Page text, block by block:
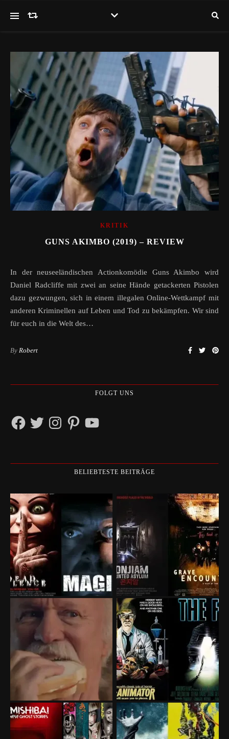
KRITIK
GUNS AKIMBO (2019) – REVIEW
In der neuseeländischen Actionkomödie Guns Akimbo wird
Daniel Radcliffe mit zwei an seine Hände getackerten Pistolen
dazu gezwungen, sich in einem illegalen Online-Wettkampf mit
anderen Kriminellen auf Leben und Tod zu bekämpfen. Wir sind
für euch in die Welt des…
By Robert
FOLGT UNS
FacebookTwitterInstagramPinterestYouTube
BELIEBTESTE BEITRÄGE